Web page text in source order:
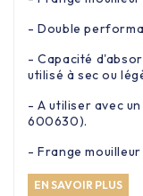
- Double
- Capacité
utilisé à sec ou
- A utiliser avec
600630).
- Frange
EN SAVOIR PLUS